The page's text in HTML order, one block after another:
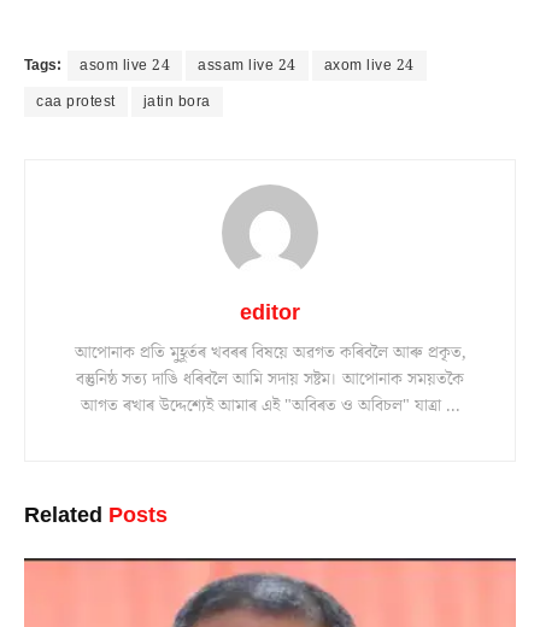
Tags: asom live 24 assam live 24
axom live 24
caa protest
jatin bora
editor
আপোনাক প্ৰতি মুহূৰ্তৰ খবৰৰ বিষয়ে অৱগত কৰিবলৈ আৰু প্ৰকৃত,
বস্তুনিষ্ঠ সত্য দাঙি ধৰিবলৈ আমি সদায় সষ্টম। আপোনাক সময়তকৈ
আগত ৰখাৰ উদ্দেশ্যেই আমাৰ এই "অবিৰত ও অবিচল" যাত্ৰা ...
Related Posts